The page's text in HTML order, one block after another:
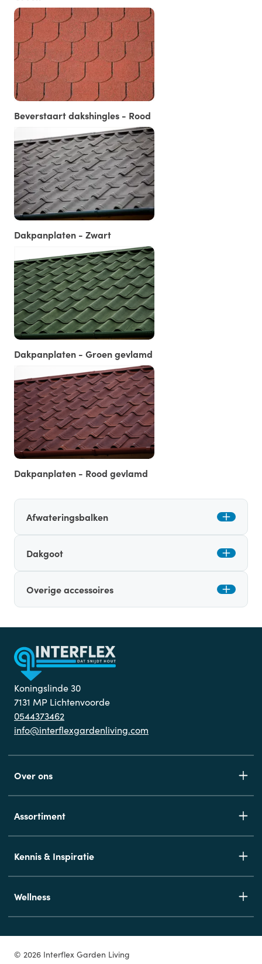
Beverstaart dakshingles - Rood
Dakpanplaten - Zwart
Dakpanplaten - Groen gevlamd
Dakpanplaten - Rood gevlamd
Afwateringsbalken
Dakgoot
Overige accessoires
Koningslinde 30
7131 MP Lichtenvoorde
0544373462
info@interflexgardenliving.com
Over ons
Assortiment
Kennis & Inspiratie
Wellness
© 2026 Interflex Garden Living